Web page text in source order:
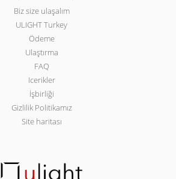
Biz size ulaşalım
ULIGHT Turkey
Ödeme
Ulaştırma
FAQ
Icerikler
İşbirliği
Gizlilik Politikamız
Site haritası